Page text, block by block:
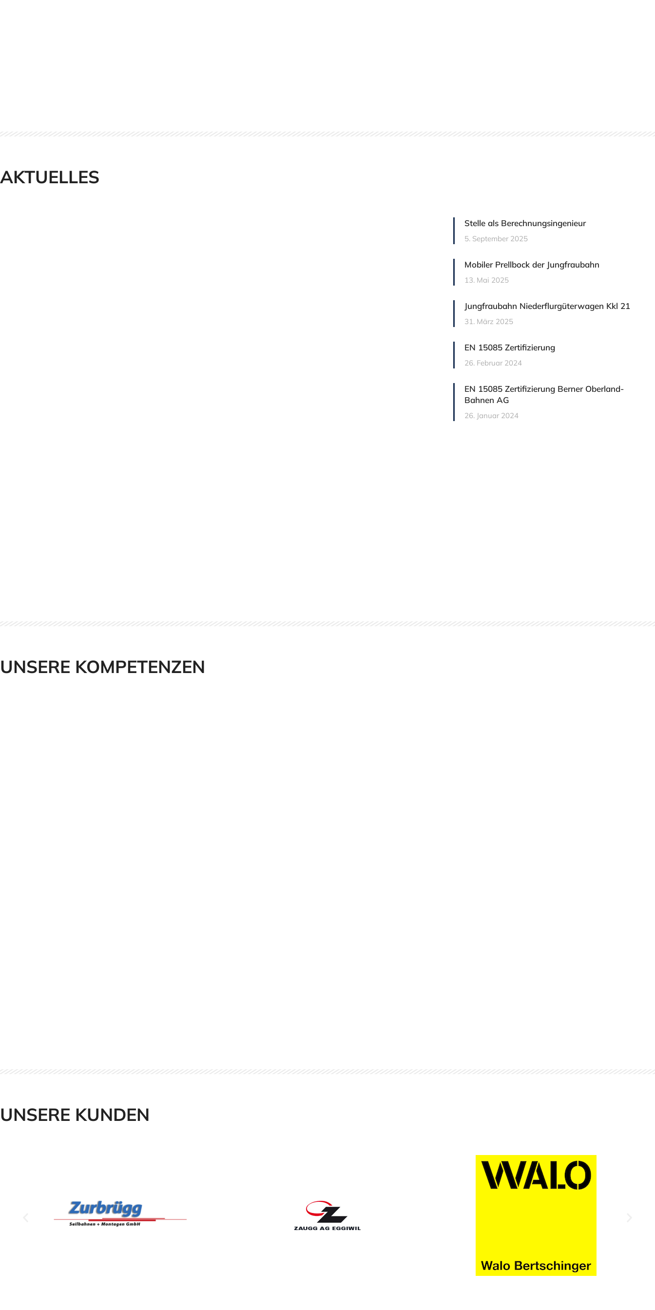
AKTUELLES
Stelle als Berechnungsingenieur
5. September 2025
Mobiler Prellbock der Jungfraubahn
13. Mai 2025
Jungfraubahn Niederflurgüterwagen Kkl 21
31. März 2025
EN 15085 Zertifizierung
26. Februar 2024
EN 15085 Zertifizierung Berner Oberland-
Bahnen AG
26. Januar 2024
UNSERE KOMPETENZEN
UNSERE KUNDEN